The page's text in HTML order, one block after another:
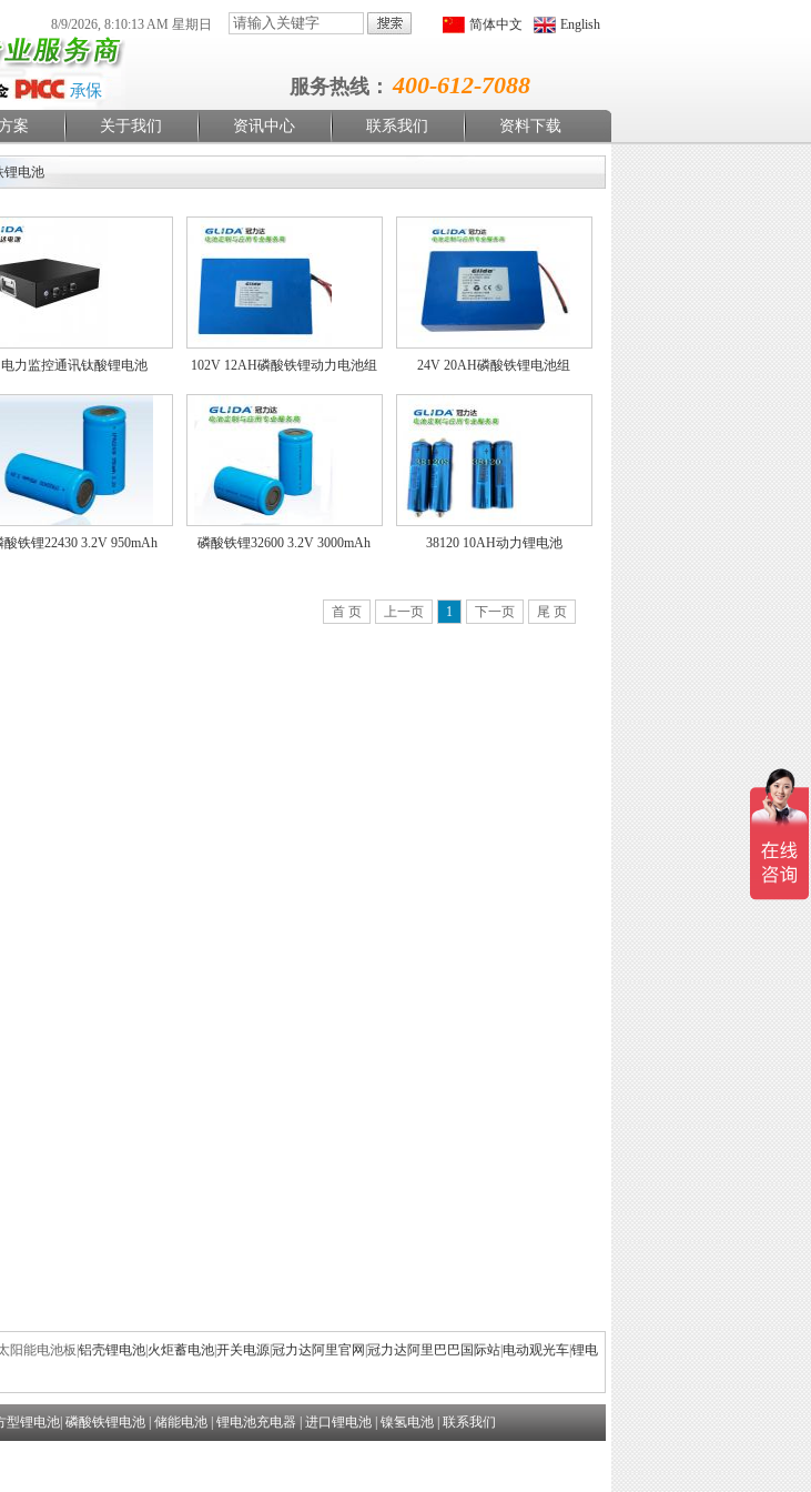
简体中文 English
服务热线： 400-612-7088
8/9/2026, 8:10:14 AM 星期日
案 关于我们 资讯中心 联系我们 资料下载
锂电池
电力监控通讯钛酸锂电池 102V 12AH磷酸铁锂动力电池组 24V 20AH磷酸铁锂电池组
酸铁锂22430 3.2V 950mAh 磷酸铁锂32600 3.2V 3000mAh 38120 10AH动力锂电池
首 页 上一页 1 下一页 尾 页
阳能电池板 铝壳锂电池| 火炬蓄电池|开关电源|冠力达阿里官网 冠力达阿里巴巴国际站| 电动观光车|锂电
型锂电池 磷酸铁锂电池 储能电池 锂电池充电器 进口锂电池 镍氢电池 联系我们